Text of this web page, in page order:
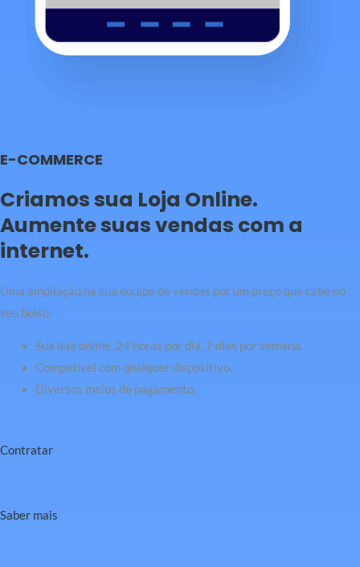
E-COMMERCE
Criamos sua Loja Online.
Aumente suas vendas com a
internet.
Uma ampliação na sua equipe de vendas por um preço que cabe no
seu bolso.
Sua loja online, 24 horas por dia, 7 dias por semana.
Compatível com qualquer dispositivo.
Diversos meios de pagamento.
Contratar
Saber mais